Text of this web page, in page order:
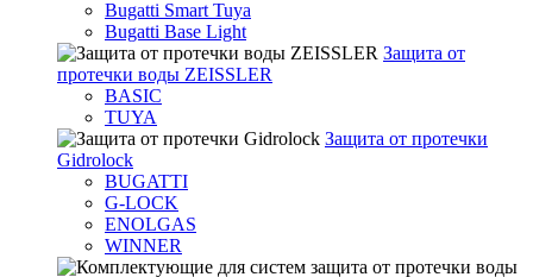
Bugatti Smart Tuya
Bugatti Base Light
Защита от
протечки воды ZEISSLER
BASIC
TUYA
Защита от протечки
Gidrolock
BUGATTI
G-LOCK
ENOLGAS
WINNER